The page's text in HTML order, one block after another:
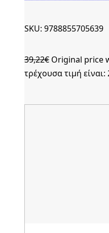
SKU: 9788855705639
39,22€ Original price
τρέχουσα τιμή είναι: